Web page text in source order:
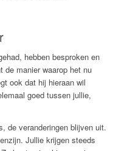
hebben besproken en
de manier waarop het nu
ook dat hij hieraan wil
goed tussen jullie,
de veranderingen blijven uit.
Jullie krijgen steeds